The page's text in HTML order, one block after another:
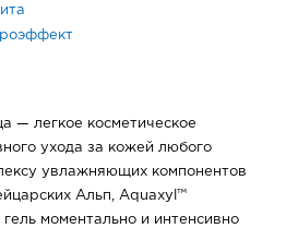
— легкое косметическое
ухода за кожей любого
увлажняющих компонентов
Альп, Aquaxyl™
моментально и интенсивно